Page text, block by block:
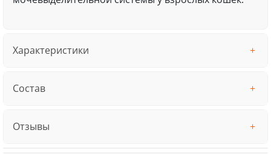
Характеристики
Состав
Отзывы